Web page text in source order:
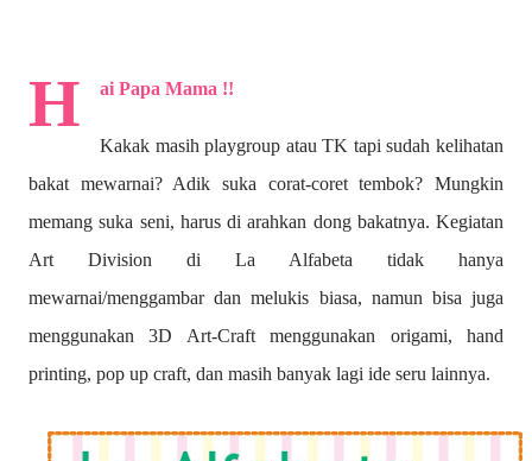
H ai Papa Mama !!
Kakak masih playgroup atau TK tapi sudah kelihatan
bakat mewarnai? Adik suka corat-coret tembok? Mungkin
memang suka seni, harus di arahkan dong bakatnya. Kegiatan
Art Division di La Alfabeta tidak hanya
mewarnai/menggambar dan melukis biasa, namun bisa juga
menggunakan 3D Art-Craft menggunakan origami, hand
printing, pop up craft, dan masih banyak lagi ide seru lainnya.